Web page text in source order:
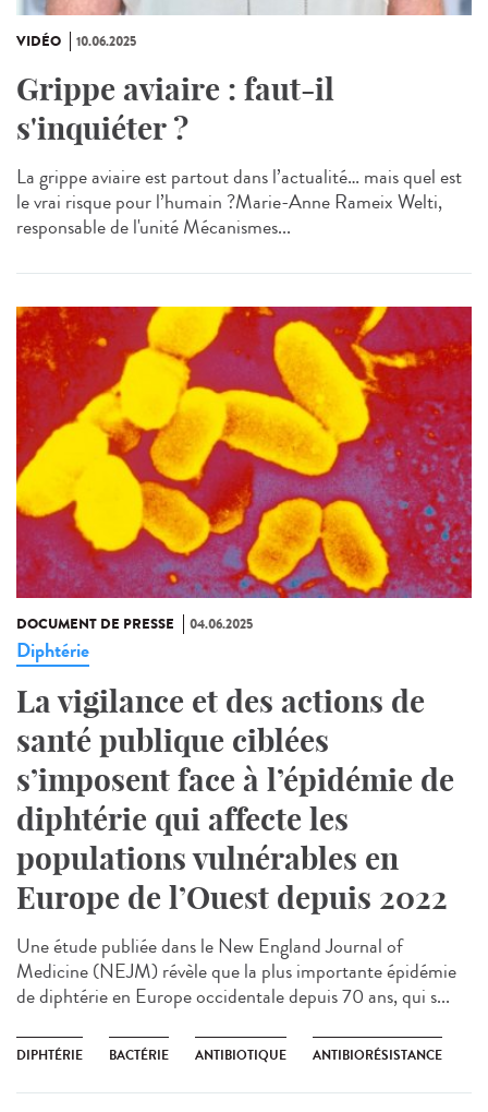
VIDÉO 10.06.2025
Grippe aviaire : faut-il
s'inquiéter ?
La grippe aviaire est partout dans l’actualité… mais quel est
le vrai risque pour l’humain ?Marie-Anne Rameix Welti,
responsable de l'unité Mécanismes...
DOCUMENT DE PRESSE 04.06.2025
Diphtérie
La vigilance et des actions de
santé publique ciblées
s’imposent face à l’épidémie de
diphtérie qui affecte les
populations vulnérables en
Europe de l’Ouest depuis 2022
Une étude publiée dans le New England Journal of
Medicine (NEJM) révèle que la plus importante épidémie
de diphtérie en Europe occidentale depuis 70 ans, qui s...
DIPHTÉRIE BACTÉRIE ANTIBIOTIQUE ANTIBIORÉSISTANCE